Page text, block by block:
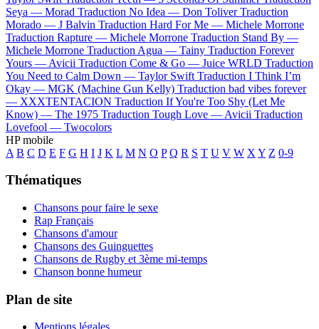
Seya — Morad Traduction No Idea — Don Toliver Traduction
Morado — J Balvin Traduction Hard For Me — Michele Morrone
Traduction Rapture — Michele Morrone Traduction Stand By —
Michele Morrone Traduction Agua — Tainy Traduction Forever
Yours — Avicii Traduction Come & Go — Juice WRLD Traduction
You Need to Calm Down — Taylor Swift Traduction I Think I’m
Okay — MGK (Machine Gun Kelly) Traduction bad vibes forever
— XXXTENTACION Traduction If You're Too Shy (Let Me
Know) — The 1975 Traduction Tough Love — Avicii Traduction
Lovefool — Twocolors
HP mobile
A B C D E F G H I J K L M N O P Q R S T U V W X Y Z 0-9
Thématiques
Chansons pour faire le sexe
Rap Français
Chansons d'amour
Chansons des Guinguettes
Chansons de Rugby et 3ème mi-temps
Chanson bonne humeur
Plan de site